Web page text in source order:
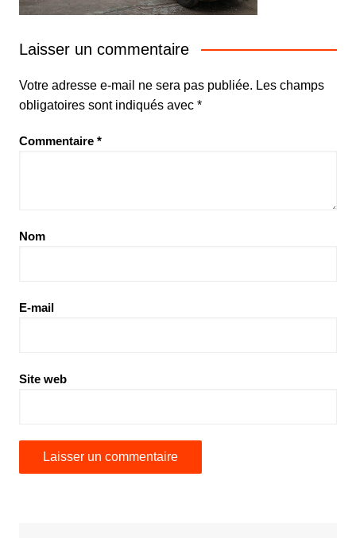
Laisser un commentaire
Votre adresse e-mail ne sera pas publiée. Les champs
obligatoires sont indiqués avec *
Commentaire *
Nom
E-mail
Site web